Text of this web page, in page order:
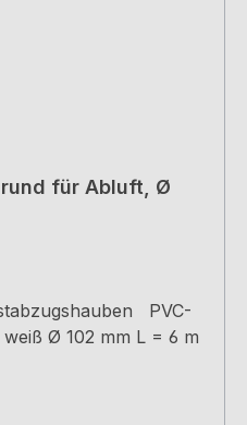
rund für Abluft, Ø
PVC-
Ø 102 mm L = 6 m